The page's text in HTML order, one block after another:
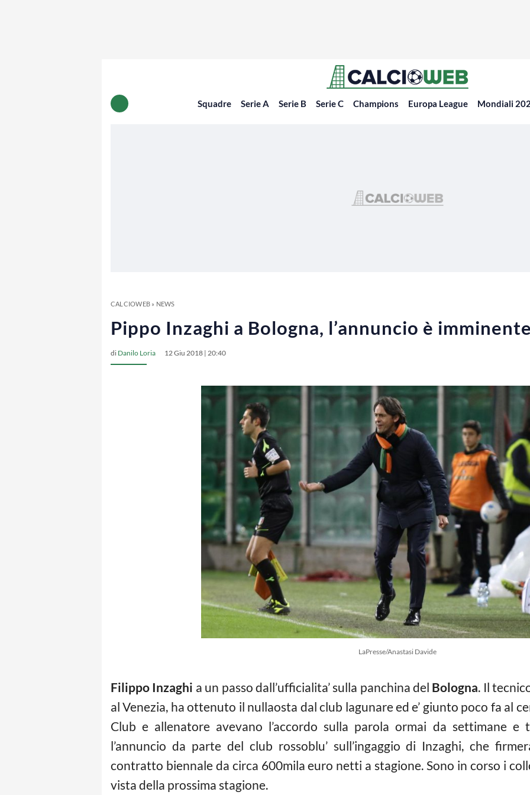
Squadre Serie A Serie B Serie C Champions Europa League Mondiali
CALCIOWEB» NEWS
Pippo Inzaghi a Bologna, l’annuncio è
di Danilo Loria 12 Giu 2018 | 20:40
LaPresse/Anastasi Davide
Filippo Inzaghi a un passo dall’ufficialita’ sulla panchina del Bologna. Il
al Venezia, ha ottenuto il nullaosta dal club lagunare ed e’ giunto poco fa al
Club e allenatore avevano l’accordo sulla parola ormai da settimane e
l’annuncio da parte del club rossoblu’ sull’ingaggio di Inzaghi, che
contratto biennale da circa 600mila euro netti a stagione. Sono in corso i
vista della prossima stagione.